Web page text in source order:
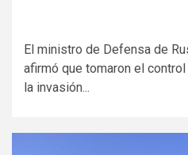
El ministro de Defensa de
afirmó que tomaron el
la invasión...